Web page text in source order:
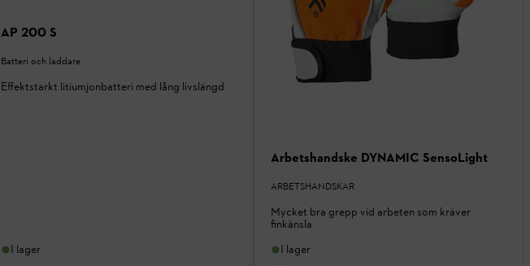
AP 200 S
Batteri och laddare
Effektstarkt litiumjonbatteri med lång livslängd
I lager
Arbetshandske DYNAMIC SensoLight
ARBETSHANDSKAR
Mycket bra grepp vid arbeten som kräver
finkänsla
I lager